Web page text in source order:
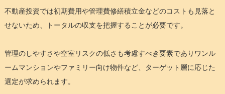
不動産投資では初期費用や管理費修繕積立金などのコストも見落と
せないため、トータルの収支を把握することが必要です。
管理のしやすさや空室リスクの低さも考慮すべき要素でありワンル
ームマンションやファミリー向け物件など、ターゲット層に応じた
選定が求められます。